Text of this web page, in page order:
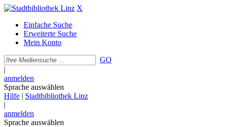
X
Einfache Suche
Erweiterte Suche
Mein Konto
GO
|
anmelden
Sprache auswählen
Hilfe | Stadtbibliothek Linz
|
anmelden
Sprache auswählen